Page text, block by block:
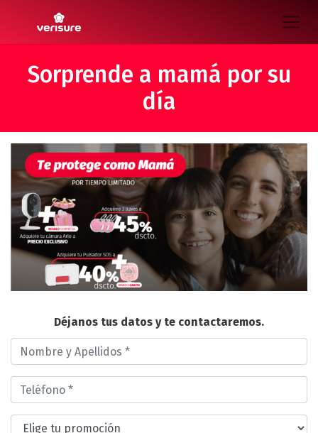
Sorprende a mamá por su
día
Déjanos tus datos y te contactaremos.